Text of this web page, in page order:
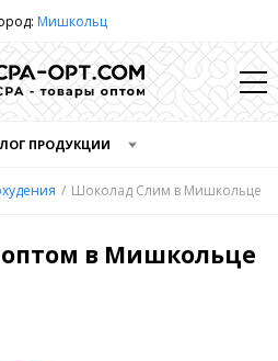
Мишкольц
ПРОДУКЦИИ
Шоколад Слим в Мишкольце
в Мишкольце